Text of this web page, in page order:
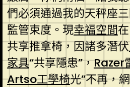
們必須通過我的天秤座
監管束度。現幸福空間
共享推拿椅，因諸多潛伏
家具“共享隱患”，Razer
Artso工學椅光”不再，